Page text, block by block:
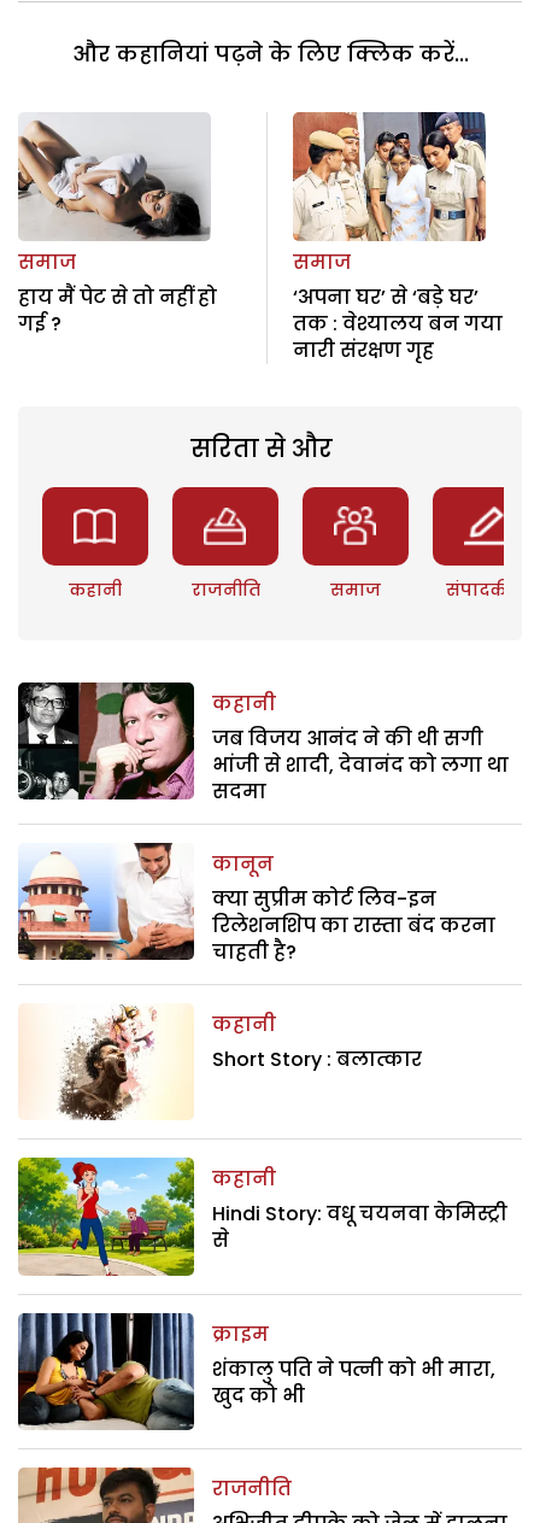
और कहानियां पढ़ने के लिए क्लिक करें...
समाज
हाय मैं पेट से तो नहीं हो
गई ?
समाज
‘अपना घर’ से ‘बड़े घर’
तक : वेश्यालय बन गया
नारी संरक्षण गृह
सरिता से और
कहानी राजनीति समाज संपादकीय
कहानी
जब विजय आनंद ने की थी सगी
भांजी से शादी, देवानंद को लगा था
सदमा
कानून
क्या सुप्रीम कोर्ट लिव-इन
रिलेशनशिप का रास्ता बंद करना
चाहती है?
कहानी
Short Story : बलात्कार
कहानी
Hindi Story: वधू चयनवा केमिस्ट्री
से
क्राइम
शंकालु पति ने पत्नी को भी मारा,
खुद को भी
राजनीति